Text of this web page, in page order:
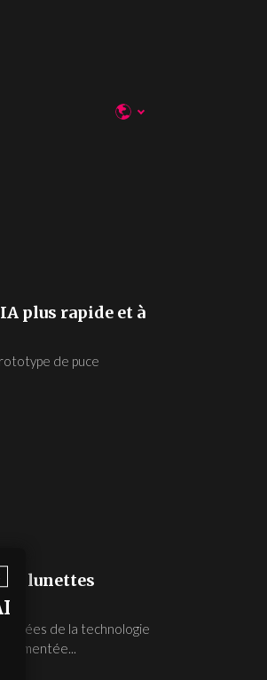
plus rapide et à
de puce
de lunettes
dotées de la technologie